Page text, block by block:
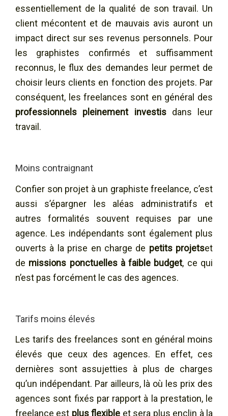
essentiellement de la qualité de son travail. Un
client mécontent et de mauvais avis auront un
impact direct sur ses revenus personnels. Pour
les graphistes confirmés et suffisamment
reconnus, le flux des demandes leur permet de
choisir leurs clients en fonction des projets. Par
conséquent, les freelances sont en général des
professionnels pleinement investis dans leur
travail.
Moins contraignant
Confier son projet à un graphiste freelance, c’est
aussi s’épargner les aléas administratifs et
autres formalités souvent requises par une
agence. Les indépendants sont également plus
ouverts à la prise en charge de petits projetset
de missions ponctuelles à faible budget, ce qui
n’est pas forcément le cas des agences.
Tarifs moins élevés
Les tarifs des freelances sont en général moins
élevés que ceux des agences. En effet, ces
dernières sont assujetties à plus de charges
qu’un indépendant. Par ailleurs, là où les prix des
agences sont fixés par rapport à la prestation, le
freelance est plus flexible et sera plus enclin à la